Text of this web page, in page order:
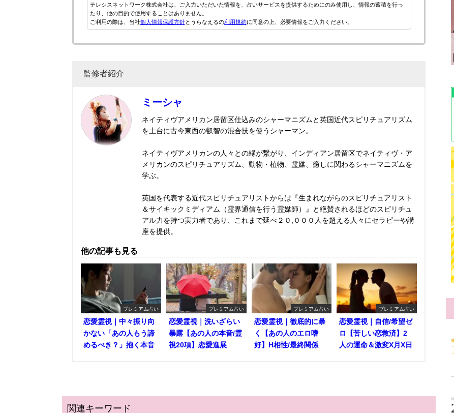
テレシスネットワーク株式会社は、ご入力いただいた情報を、占いサービスを提供するためにのみ使用し、情報の蓄積を行っ
たり、他の目的で使用することはありません。
ご利用の際は、当社個人情報保護方針とうらなえるの利用規約に同意の上、必要情報をご入力ください。
監修者紹介
ミーシャ
ネイティヴアメリカン居留区仕込みのシャーマニズムと英国近代スピリチュアリズム
を土台に古今東西の叡智の混合技を使うシャーマン。
ネイティヴアメリカンの人々との縁が繋がり、インディアン居留区でネイティヴ・ア
メリカンのスピリチュアリズム、動物・植物、霊媒、癒しに関わるシャーマニズムを
学ぶ。
英国を代表する近代スピリチュアリストからは『生まれながらのスピリチュアリスト
＆サイキックミディアム（霊界通信を行う霊媒師）』と絶賛されるほどのスピリチュ
アル力を持つ実力者であり、これまで延べ２０,０００人を超える人々にセラピーや講
座を提供。
他の記事も見る
プレミアム占い
恋愛霊視｜中々振り向
かない「あの人もう諦
めるべき？」抱く本音
プレミアム占い
恋愛霊視｜洗いざらい
暴露【あの人の本音/霊
視20項】恋愛進展
プレミアム占い
恋愛霊視｜徹底的に暴
く【あの人のエロ嗜
好】H相性/最終関係
プレミアム占い
恋愛霊視｜自信/希望ゼ
ロ【苦しい恋救済】2
人の運命＆激変X月X日
関連キーワード